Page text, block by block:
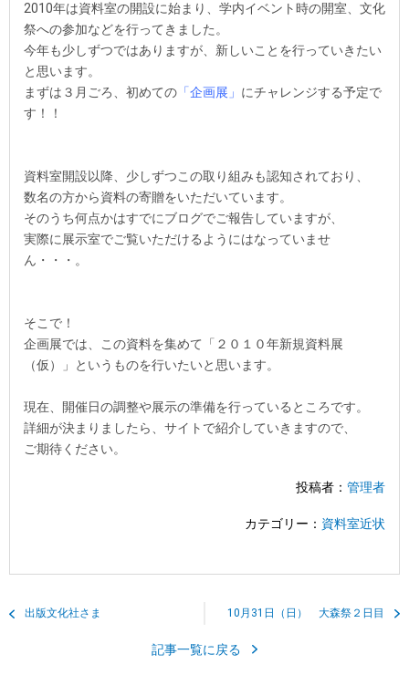
2010年は資料室の開設に始まり、学内イベント時の開室、文化
祭への参加などを行ってきました。
今年も少しずつではありますが、新しいことを行っていきたい
と思います。
まずは３月ごろ、初めての 「企画展」 にチャレンジする予定で
す！！
資料室開設以降、少しずつこの取り組みも認知されており、
数名の方から資料の寄贈をいただいています。
そのうち何点かはすでにブログでご報告していますが、
実際に展示室でご覧いただけるようにはなっていませ
ん・・・。
そこで！
企画展では、この資料を集めて「２０１０年新規資料展
（仮）」というものを行いたいと思います。
現在、開催日の調整や展示の準備を行っているところです。
詳細が決まりましたら、サイトで紹介していきますので、
ご期待ください。
投稿者： 管理者
カテゴリー： 資料室近状
出版文化社さま 10月31日（日） 大森祭２日目
記事一覧に戻る